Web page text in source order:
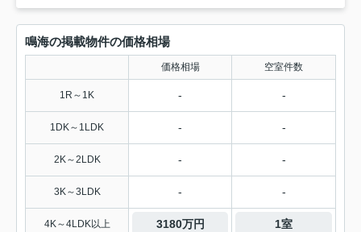
鳴海の掲載物件の価格相場
価格相場 空室件数
1R～1K - -
1DK～1LDK - -
2K～2LDK - -
3K～3LDK - -
4K～4LDK以上 3180万円 1室